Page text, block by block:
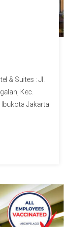
& Suites : Jl.
Kec.
Ibukota Jakarta